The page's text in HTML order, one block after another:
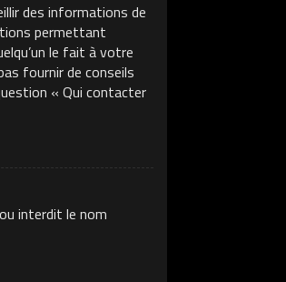
des informations de
permettant
le fait à votre
fournir de conseils
« Qui contacter
interdit le nom